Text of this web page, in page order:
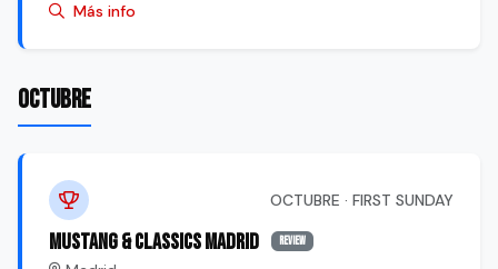
Más info
OCTUBRE
OCTUBRE · FIRST SUNDAY
Mustang & Classics Madrid review